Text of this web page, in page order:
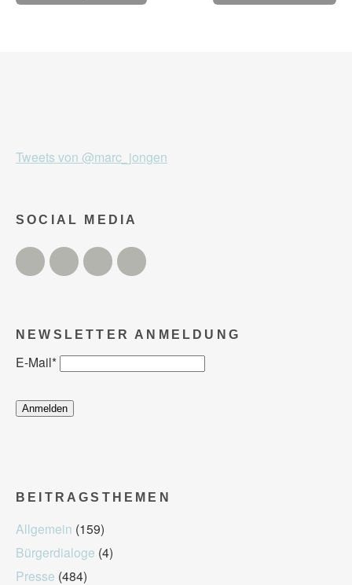
Tweets von @marc_jongen
SOCIAL MEDIA
Twitter FacebookInstagram
NEWSLETTER ANMELDUNG
E-Mail*
BEITRAGSTHEMEN
Allgemein (159)
Bürgerdialoge (4)
Presse (484)